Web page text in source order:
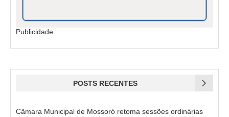
Publicidade
POSTS RECENTES
Câmara Municipal de Mossoró retoma sessões ordinárias